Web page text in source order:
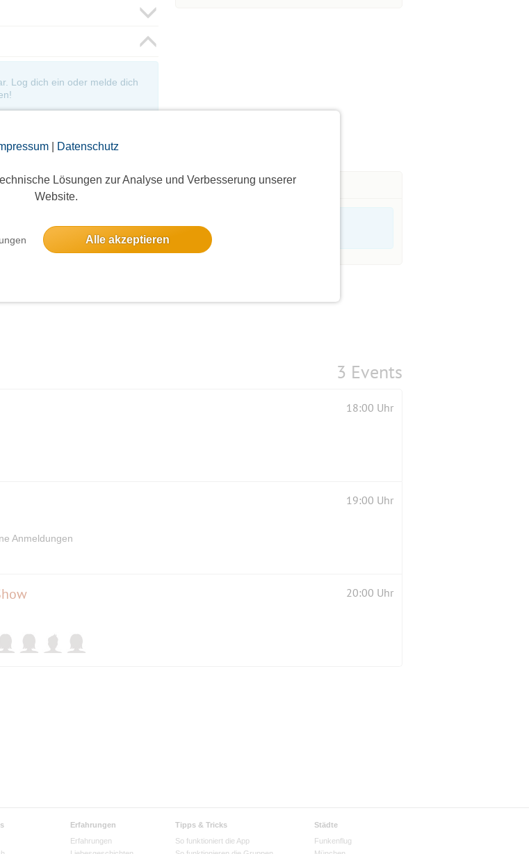
| Datenschutz
Lösungen zur Analyse und Verbesserung unserer
Website.
Alle akzeptieren
Log dich ein oder melde dich
sind nur für eingeloggte Mitglieder sichtbar.
3 Events
18:00 Uhr
19:00 Uhr
Anmeldungen
20:00 Uhr
Erfahrungen
Erfahrungen
Tipps & Tricks
So funktioniert die App
Städte
Funkenflug